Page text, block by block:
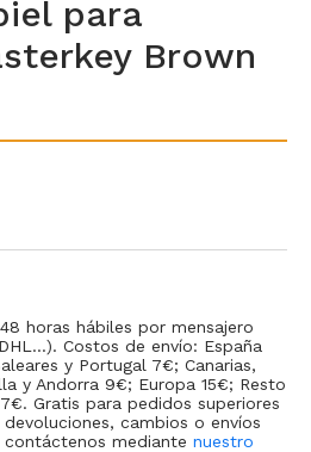
para
Brown
horas hábiles por mensajero
Costos de envío: España
y Portugal 7€; Canarias,
y Andorra 9€; Europa 15€; Resto
Gratis para pedidos superiores
devoluciones, cambios o envíos
contáctenos mediante nuestro